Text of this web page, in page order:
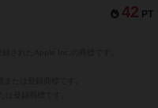
42 PT